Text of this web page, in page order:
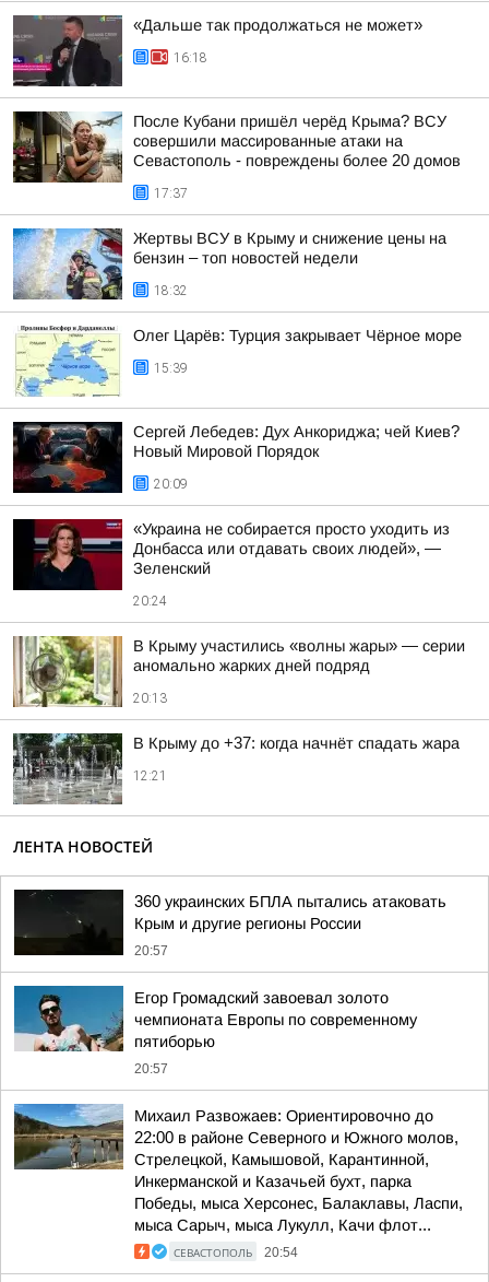
«Дальше так продолжаться не может»
16:18
После Кубани пришёл черёд Крыма? ВСУ
совершили массированные атаки на
Севастополь - повреждены более 20 домов
17:37
Жертвы ВСУ в Крыму и снижение цены на
бензин – топ новостей недели
18:32
Олег Царёв: Турция закрывает Чёрное море
15:39
Сергей Лебедев: Дух Анкориджа; чей Киев?
Новый Мировой Порядок
20:09
«Украина не собирается просто уходить из
Донбасса или отдавать своих людей», —
Зеленский
20:24
В Крыму участились «волны жары» — серии
аномально жарких дней подряд
20:13
В Крыму до +37: когда начнёт спадать жара
12:21
ЛЕНТА НОВОСТЕЙ
360 украинских БПЛА пытались атаковать
Крым и другие регионы России
20:57
Егор Громадский завоевал золото
чемпионата Европы по современному
пятиборью
20:57
Михаил Развожаев: Ориентировочно до
22:00 в районе Северного и Южного молов,
Стрелецкой, Камышовой, Карантинной,
Инкерманской и Казачьей бухт, парка
Победы, мыса Херсонес, Балаклавы, Ласпи,
мыса Сарыч, мыса Лукулл, Качи флот...
СЕВАСТОПОЛЬ 20:54